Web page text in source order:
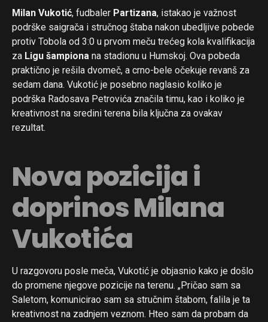
Milan Vukotić, fudbaler Partizana, istakao je važnost
podrške saigrača i stručnog štaba nakon ubedljive pobede
protiv Tobola od 3:0 u prvom meču trećeg kola kvalifikacija
za Ligu šampiona na stadionu u Humskoj. Ova pobeda
praktično je rešila dvomeč, a crno-bele očekuje revanš za
sedam dana. Vukotić je posebno naglasio koliko je
podrška Radosava Petrovića značila timu, kao i koliko je
kreativnost na sredini terena bila ključna za ovakav
rezultat.
Nova pozicija i
doprinos Milana
Vukotića
U razgovoru posle meča, Vukotić je objasnio kako je došlo
do promene njegove pozicije na terenu. „Pričao sam sa
Saletom, komunicirao sam sa stručnim štabom, falila je ta
kreativnost na zadnjem veznom. Hteo sam da probam da